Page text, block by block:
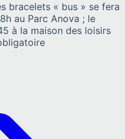
bracelets « bus » se fera
au Parc Anova ; le
à la maison des loisirs